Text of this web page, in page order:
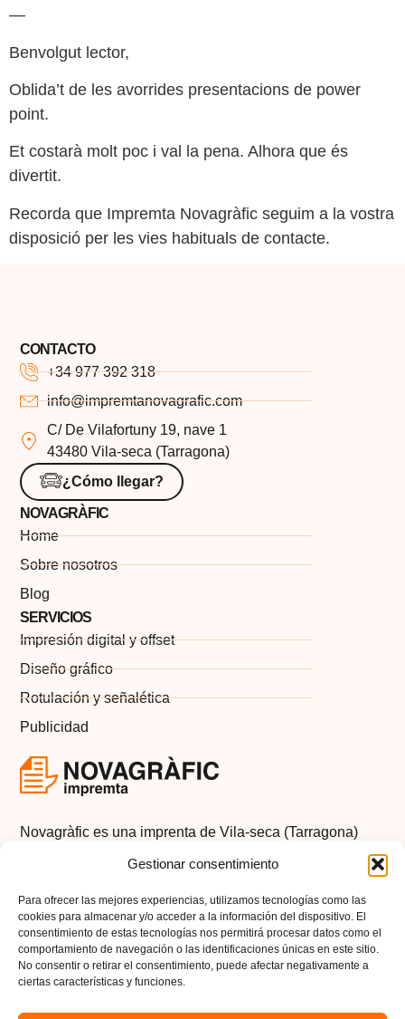
Gestionar consentimiento
Para ofrecer las mejores experiencias, utilizamos tecnologías como las
cookies para almacenar y/o acceder a la información del dispositivo. El
consentimiento de estas tecnologías nos permitirá procesar datos como el
comportamiento de navegación o las identificaciones únicas en este sitio.
No consentir o retirar el consentimiento, puede afectar negativamente a
ciertas características y funciones.
—
Benvolgut lector,
Oblida’t de les avorrides presentacions de power
point.
Et costarà molt poc i val la pena. Alhora que és
divertit.
Recorda que Impremta Novagràfic seguim a la vostra
disposició per les vies habituals de contacte.
Novagràfic es una imprenta de Vila-seca (Tarragona)
impresión digital, impresión offset, rotulación, señalética
y publicidad.
SíguenosInstagram
NOVAGRÀFIC
Home
Sobre nosotros
Blog
SERVICIOS
Impresión digital y offset
Diseño gráfico
Rotulación y señalética
Publicidad
CONTACTO
+34 977 392 318
info@impremtanovagrafic.com
C/ De Vilafortuny 19, nave 1
43480 Vila-seca (Tarragona)
¿Cómo llegar?